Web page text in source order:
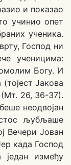
и показао
учинио опет
ученика.
Господ ни
ученицима:
Богу. И
Јакова
26, 36-37).
неодвојан
љубљаше
Вечери Јован
када Господ
један између